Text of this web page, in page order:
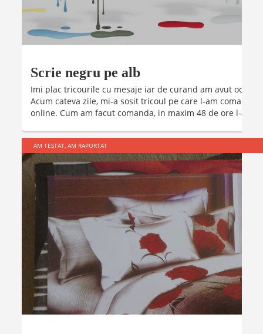
Scrie negru pe alb
Imi plac tricourile cu mesaje iar de curand am avut
Acum cateva zile, mi-a sosit tricoul pe care l-am
online. Cum am facut comanda, in maxim 48 de ore l-am
AM TESTAT, AM RAPORTAT